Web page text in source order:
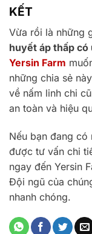
KẾT
Vừa rồi là những
huyết áp thấp có
Yersin Farm
những chia sẻ
về nấm linh chi
an toàn và hiệu
Nếu bạn đang có
được tư vấn chi
ngay đến Yersin
Đội ngũ của
nhanh chóng.